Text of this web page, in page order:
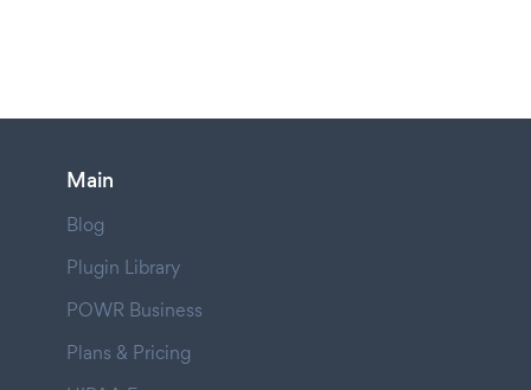
Main
Blog
Plugin Library
POWR Business
Plans & Pricing